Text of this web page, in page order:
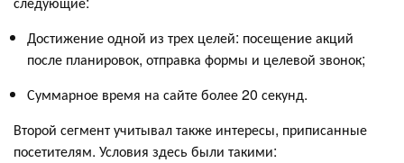
Достижение одной из трех целей: посещение акций
после планировок, отправка формы и целевой звонок;
Суммарное время на сайте более 20 секунд.
Второй сегмент учитывал также интересы, приписанные
посетителям. Условия здесь были такими: